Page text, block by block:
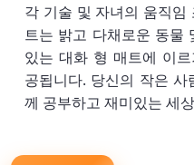
각 기술 및 자녀의 움직임
트는 밝고 다채로운 동물
있는 대화 형 매트에 이
공됩니다. 당신의 작은
께 공부하고 재미있는 세